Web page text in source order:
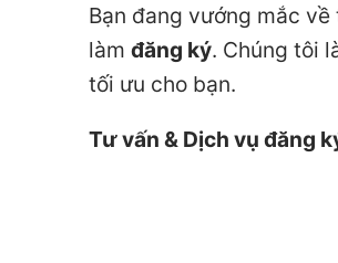
Bạn đang vướng mắc về
làm đăng ký. Chúng tôi
tối ưu cho bạn.
Tư vấn & Dịch vụ đăng